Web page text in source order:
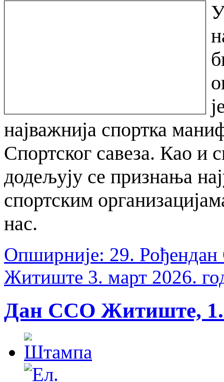
најважнија спортка
Спортског савеза. Као и
додељују се признања
спортским
нас.
Опширније: 29. Рођендан
Житиште 3. март 2026.
Дан ССО Житиште, 1.